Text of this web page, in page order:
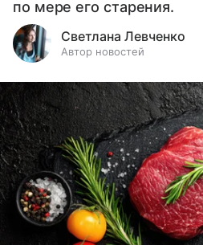
по мере его старения.
Светлана Левченко
Автор новостей